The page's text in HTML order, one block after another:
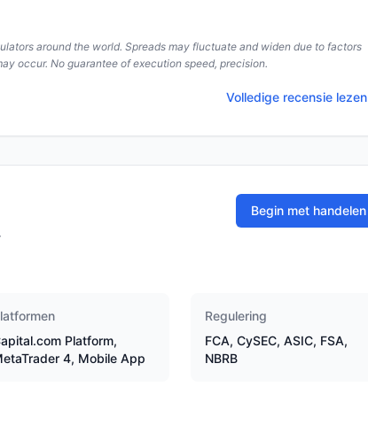
around the world. Spreads may fluctuate and widen due to factors
occur. No guarantee of execution speed, precision.
Volledige recensie lezen
Begin met handelen
Platform,
4, Mobile App
Regulering
FCA, CySEC, ASIC, FSA,
NBRB